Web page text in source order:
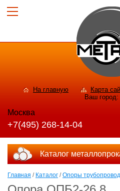
На главную Карта
Ваш город:
Москва
+7(495) 268-14-04
Каталог
Главная / Каталог /Опоры